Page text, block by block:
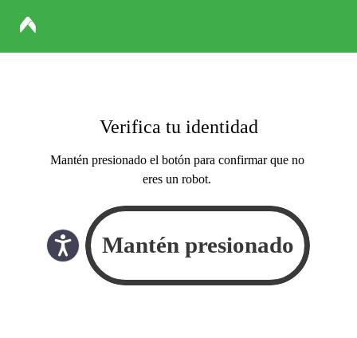
Verifica tu identidad
Mantén presionado el botón para confirmar que no
eres un robot.